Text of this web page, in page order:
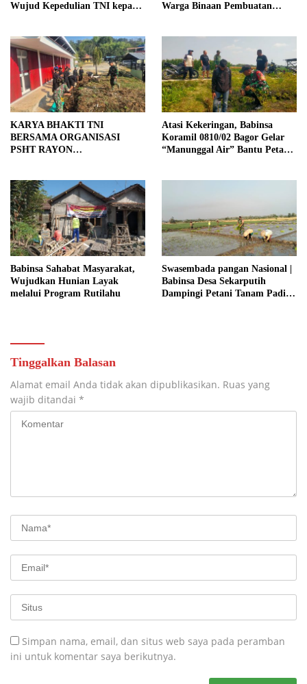
Wujud Kepedulian TNI kepada
Warga Binaan Pembuatan
KARYA BHAKTI TNI
BERSAMA ORGANISASI
PSHT RAYON
ROYONG DAN
KEMANUNGGALAN TNI-
RAKYAT
Atasi Kekeringan, Babinsa
Koramil 0810/02 Bagor Gelar
“Manunggal Air” Bantu Petani
Babinsa Sahabat Masyarakat,
Wujudkan Hunian Layak
melalui Program Rutilahu
Swasembada pangan Nasional |
Babinsa Desa Sekarputih
Dampingi Petani Tanam Padi,
Tinggalkan Balasan
Alamat email Anda tidak akan dipublikasikan. Ruas yang
wajib ditandai *
Simpan nama, email, dan situs web saya pada peramban
ini untuk komentar saya berikutnya.